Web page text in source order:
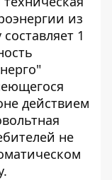
из
1
действием
не